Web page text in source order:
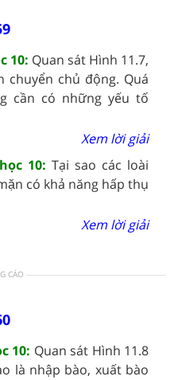
10: Quan sát Hình 11.7,
chuyển chủ động. Quá
cần có những yếu tố
Xem lời giải
10:Tại sao các loài
có khả năng hấp thụ
Xem lời giải
CÁO
10: Quan sát Hình 11.8
là nhập bào, xuất bào